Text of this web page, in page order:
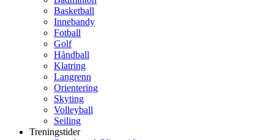
Basketball
Innebandy
Fotball
Golf
Håndball
Klatring
Langrenn
Orientering
Skyting
Volleyball
Seiling
Treningstider